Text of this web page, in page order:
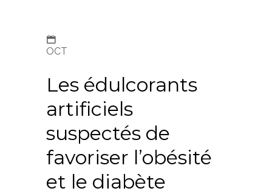
OCT
Les édulcorants
artificiels
suspectés de
favoriser l’obésité
et le diabète